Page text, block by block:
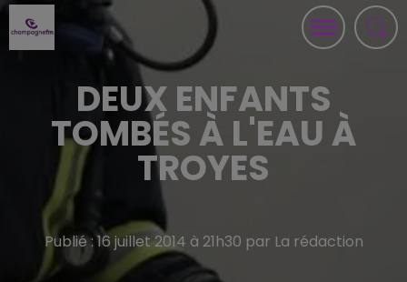
DEUX ENFANTS
TOMBÉS À L'EAU À
TROYES
Publié : 16 juillet 2014 à 21h30 par La rédaction